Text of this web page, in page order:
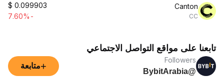
Canton
CC
$ 0.099903
-7.60%
تابعنا على مواقع التواصل الاجتماعي
Followers
@BybitArabia
+متابعة